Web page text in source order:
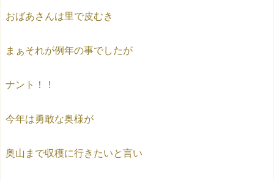
おばあさんは里で皮むき
まぁそれが例年の事でしたが
ナント！！
今年は勇敢な奥様が
奥山まで収穫に行きたいと言い